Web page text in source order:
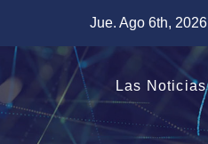
contenido
Jue. Ago 6th, 2026
Las